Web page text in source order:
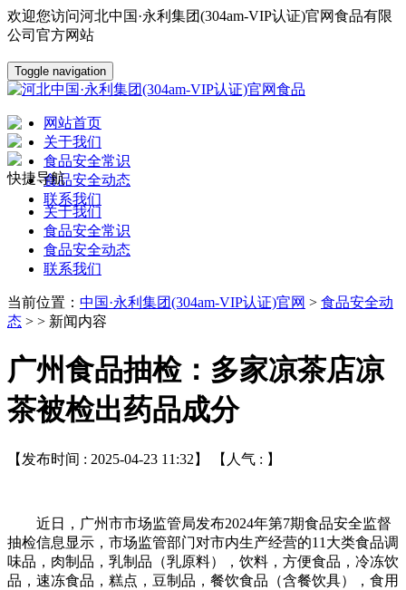
欢迎您访问河北中国·永利集团(304am-VIP认证)官网食品有限
公司官方网站
Toggle navigation
网站首页
关于我们
食品安全常识
食品安全动态
联系我们
快捷导航
关于我们
食品安全常识
食品安全动态
联系我们
当前位置： 中国·永利集团(304am-VIP认证)官网 > 食品安全动
态 > > 新闻内容
广州食品抽检：多家凉茶店凉
茶被检出药品成分
【发布时间 : 2025-04-23 11:32】 【人气 : 】
近日，广州市市场监管局发布2024年第7期食品安全监督
抽检信息显示，市场监管部门对市内生产经营的11大类食品调
味品，肉制品，乳制品（乳原料），饮料，方便食品，冷冻饮
品，速冻食品，糕点，豆制品，餐饮食品（含餐饮具），食用